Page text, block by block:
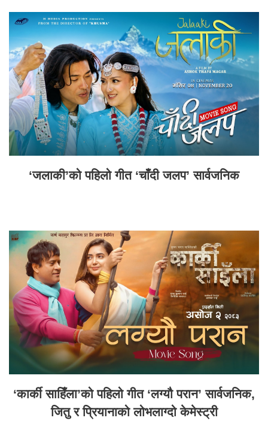
‘जलाकी’को पहिलो गीत ‘चाँदी जलप’ सार्वजनिक
‘कार्की साहिँला’को पहिलो गीत ‘लग्यौ परान’ सार्वजनिक,
जितु र प्रियानाको लोभलाग्दो केमेस्ट्री